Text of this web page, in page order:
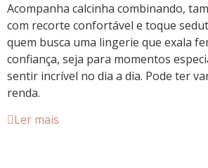
Acompanha calcinha combinando,
com recorte confortável e toque
quem busca uma lingerie que exala
confiança, seja para momentos
sentir incrível no dia a dia. Pode ter
renda.
Ler mais